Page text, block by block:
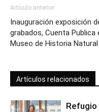
Artículo anterior
Inauguración exposición
grabados, Cuenta Publica
Museo de Historia Natural
Artículos relacionados